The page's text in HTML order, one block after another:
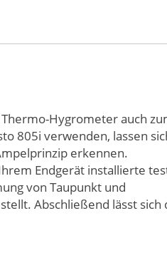
Hygrometer auch
805i verwenden, lassen
erkennen.
Endgerät installierte
von Taupunkt und
Abschließend lässt sich